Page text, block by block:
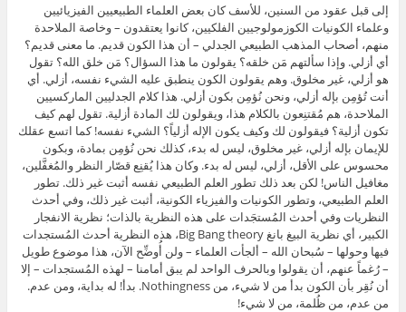
إلى قبل عقود من السنين، للأسف كان بعض العلماء الطبيعيين الفيزيائيين
وعلماء الكونيات الكوزمولوجيين الفلكيين، كانوا يعتقدون – وخاصة الملاحدة
منهم، أصحاب المذهب الطبيعي الجدلي – أن هذا الكون قديم. ما معنى قديم؟
أي أزلي. وإذا سألتهم مَن خلقه؟ يقولون ما هذا السؤال؟ مَن خلق الله؟ تقول
هو أزلي، غير مخلوق. وهم يقولون الكون ينطبق عليه الشيء نفسه، أزلي. أي
أنت تُؤمِن بإله أزلي، ونحن نُؤمِن بكون أزلي. هذا كلام الجدليين الماركسيين
الملاحدة، هم مُقتنِعون بالكلام هذا، ويقولون لك المادة أزلية. تقول لهم كيف
تكون أزلية؟ فيقولون لك وكيف يكون الإله أزلياً؟ الشيء نفسه! كما اتسع عقلك
للإيمان بإله أزلي، غير مخلوق، ليس له بدء، كذلك نحن نُؤمِن بمادة، وبكون
محسوس على الأقل، أزلي، ليس له بدء. وكان هذا يُقنِع قصّار النظر والمُغفَّلين،
مغافيل الناس! لكن بعد ذلك تطور العلم الطبيعي نفسه أثبت غير ذلك. تطور
العلم الطبيعي، وتطور الكونيات والفيزياء الكونية، أثبت غير ذلك، وفي أحدث
النظريات وفي أحدث المُستجَدات على هذه النظرية بالذات؛ نظرية الانفجار
الكبير، أي نظرية البيغ بانغ Big Bang theory، هذه النظرية أحدث المُستجدات
فيها وحولها – سُبحان الله – ألجأت العلماء – ولن أُوضِّح الآن، هذا موضوع طويل
– رُغماً عنهم، أن يقولوا وبالحرف الواحد لم يبق أمامنا – لهذه المُستجدات – إلا
أن نُقِر بأن الكون بدأ من لا شيء، من Nothingness. بدأ! له بداية، ومن عدم.
من عدم، من ظُلمة، من لا شيء!